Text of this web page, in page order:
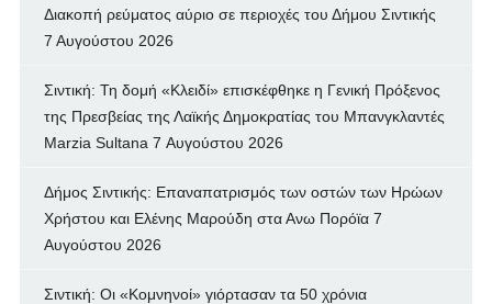
Διακοπή ρεύματος αύριο σε περιοχές του Δήμου Σιντικής
7 Αυγούστου 2026
Σιντική: Τη δομή «Κλειδί» επισκέφθηκε η Γενική Πρόξενος
της Πρεσβείας της Λαϊκής Δημοκρατίας του Μπανγκλαντές
Marzia Sultana 7 Αυγούστου 2026
Δήμος Σιντικής: Επαναπατρισμός των oστών των Ηρώων
Χρήστου και Ελένης Μαρούδη στα Ανω Πορόϊα 7
Αυγούστου 2026
Σιντική: Οι «Κομνηνοί» γιόρτασαν τα 50 χρόνια